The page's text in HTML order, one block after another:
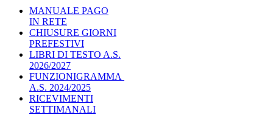
MANUALE PAGO
IN RETE
CHIUSURE GIORNI
PREFESTIVI
LIBRI DI TESTO A.S.
2026/2027
FUNZIONIGRAMMA
A.S. 2024/2025
RICEVIMENTI
SETTIMANALI